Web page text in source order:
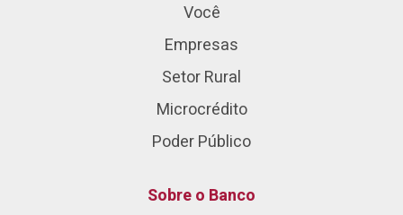
Você
Empresas
Setor Rural
Microcrédito
Poder Público
Sobre o Banco